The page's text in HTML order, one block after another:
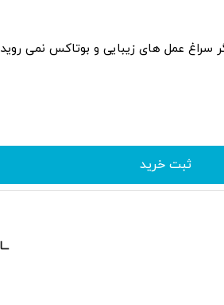
سراغ عمل های زیبایی و بوتاکس نمی روید
ثبت خرید